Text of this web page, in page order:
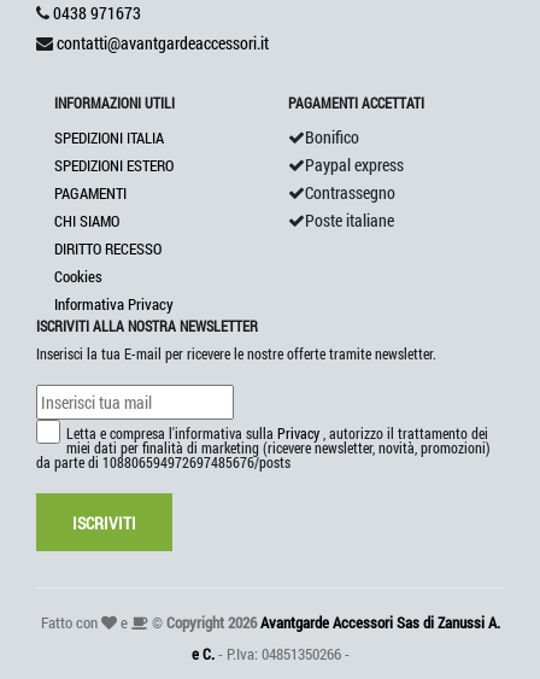
0438 971673
contatti@avantgardeaccessori.it
INFORMAZIONI UTILI
SPEDIZIONI ITALIA
SPEDIZIONI ESTERO
PAGAMENTI
CHI SIAMO
DIRITTO RECESSO
Cookies
Informativa Privacy
PAGAMENTI ACCETTATI
Bonifico
Paypal express
Contrassegno
Poste italiane
ISCRIVITI ALLA NOSTRA NEWSLETTER
Inserisci la tua E-mail per ricevere le nostre offerte tramite newsletter.
Letta e compresa l'informativa sulla Privacy , autorizzo il trattamento dei
miei dati per finalità di marketing (ricevere newsletter, novità, promozioni)
da parte di 108806594972697485676/posts
ISCRIVITI
Fatto con e ©Copyright 2026Avantgarde Accessori Sas di Zanussi A.
e C.- P.Iva: 04851350266 -